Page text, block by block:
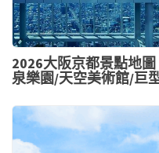
2026大阪京都景點地
泉樂園/天空美術館/巨